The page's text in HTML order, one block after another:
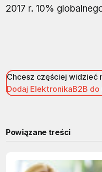
2017 r. 10%
Chcesz częściej widzieć
Dodaj ElektronikaB2B do
Powiązane treści